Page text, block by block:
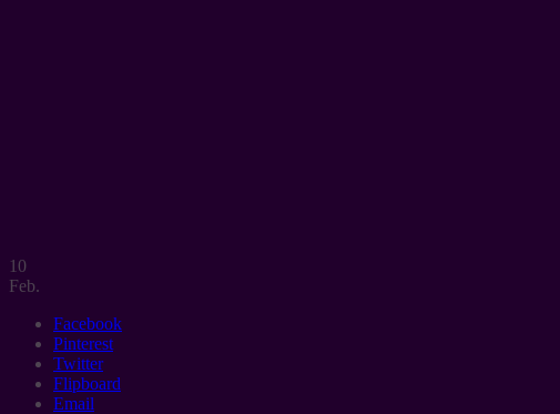
10
Feb.
Facebook
Pinterest
Twitter
Flipboard
Email